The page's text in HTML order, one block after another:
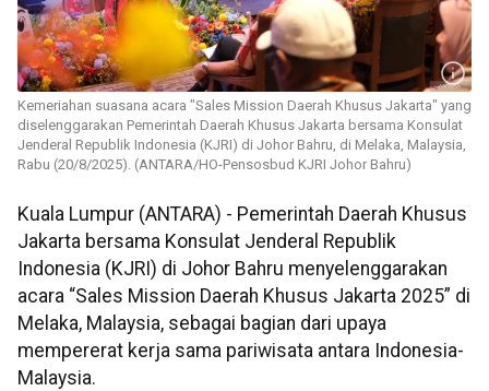
Kemeriahan suasana acara "Sales Mission Daerah Khusus Jakarta" yang
diselenggarakan Pemerintah Daerah Khusus Jakarta bersama Konsulat
Jenderal Republik Indonesia (KJRI) di Johor Bahru, di Melaka, Malaysia,
Rabu (20/8/2025). (ANTARA/HO-Pensosbud KJRI Johor Bahru)
Kuala Lumpur (ANTARA) - Pemerintah Daerah Khusus
Jakarta bersama Konsulat Jenderal Republik
Indonesia (KJRI) di Johor Bahru menyelenggarakan
acara “Sales Mission Daerah Khusus Jakarta 2025” di
Melaka, Malaysia, sebagai bagian dari upaya
mempererat kerja sama pariwisata antara Indonesia-
Malaysia.